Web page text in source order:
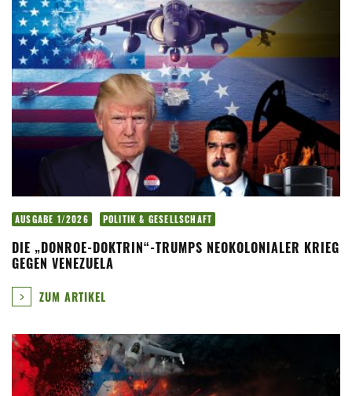
AUSGABE 1/2026 POLITIK & GESELLSCHAFT
DIE „DONROE-DOKTRIN“-TRUMPS NEOKOLONIALER KRIEG
GEGEN VENEZUELA
ZUM ARTIKEL